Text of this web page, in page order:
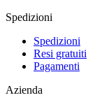
Spedizioni
Spedizioni
Resi gratuiti
Pagamenti
Azienda